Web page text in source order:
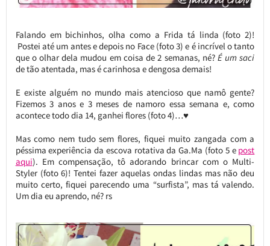
Falando em bichinhos, olha como a Frida tá linda (foto 2)!
Postei até um antes e depois no Face (foto 3) e é incrível o tanto
que o olhar dela mudou em coisa de 2 semanas, né?É um saci
de tão atentada, mas é carinhosa e dengosa demais!
E existe alguém no mundo mais atencioso que namô gente?
Fizemos 3 anos e 3 meses de namoro essa semana e, como
acontece todo dia 14, ganhei flores (foto 4)…♥
Mas como nem tudo sem flores, fiquei muito zangada com a
péssima experiência da escova rotativa da Ga.Ma (foto 5 e post
aqui). Em compensação, tô adorando brincar com o Multi-
Styler (foto 6)! Tentei fazer aquelas ondas lindas mas não deu
muito certo, fiquei parecendo uma “surfista”, mas tá valendo.
Um dia eu aprendo, né? rs